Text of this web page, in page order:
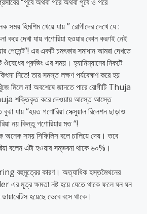
সময় হিমশিম খেয়ে যায় ” রোগীদের দেখে যে :
করে দেখা যায় গণোরিয়া হওয়ার কোন করণই নেই
পেসেন্ট”! এর একটি চমৎকার সমাধান আমরা দেখতে
প্রুভিং এর সময়। হ্যানিম্যানের নিকটে
নিতে! তার সমস্ত লক্ষণ পর্যবেক্ষণ করে হয়
মিলে না! অবশেষে জানতে পারে রোগীটি Thuja
শক্তিকৃত করে দেওয়ায় আস্তে আস্তে
যায় “হয়ত গণোরিয়া সেক্সুয়াল রিলেশন ছাড়াও
নয় কিন্তু গণোরিয়ার মত “!
অনেক সময় সিফিলিস বলে চালিয়ে দেয়। তবে
বলেন এটা হওয়ার সম্ভবনা থাকে ৬০%।
বহুমুত্রের কারণ। অত্যাধিক হস্তমৈথনের
মূত্র ক্ষমতা নষ্ট হয়ে যেতে থাকে ফলে ঘন ঘন
হয়েছে ভেবে বসে থাকে।